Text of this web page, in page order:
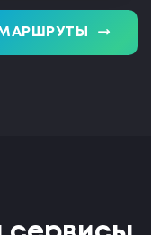
МАРШРУТЫ trending_flat